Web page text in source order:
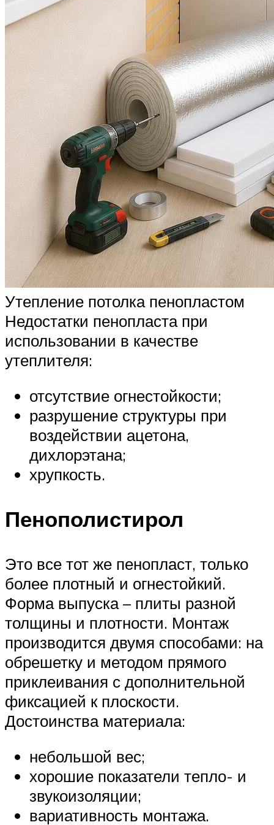
Утепление потолка пенопластом
Недостатки пенопласта при
использовании в качестве
утеплителя:
отсутствие огнестойкости;
разрушение структуры при
воздействии ацетона,
дихлорэтана;
хрупкость.
Пенополистирол
Это все тот же пенопласт, только
более плотный и огнестойкий.
Форма выпуска – плиты разной
толщины и плотности. Монтаж
производится двумя способами: на
обрешетку и методом прямого
приклеивания с дополнительной
фиксацией к плоскости.
Достоинства материала:
небольшой вес;
хорошие показатели тепло- и
звукоизоляции;
вариативность монтажа.